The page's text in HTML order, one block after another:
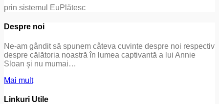
prin sistemul EuPlătesc
Despre noi
Ne-am gândit să spunem câteva cuvinte despre noi respectiv
despre călătoria noastră în lumea captivantă a lui Annie
Sloan şi nu mumai…
Mai mult
Linkuri Utile